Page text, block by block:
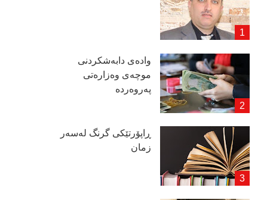
وادەی دابەشكردنی
موچەی وەزارەتی
پەروەردە
ڕاپۆرتێكی گرنگ لەسەر
زمان